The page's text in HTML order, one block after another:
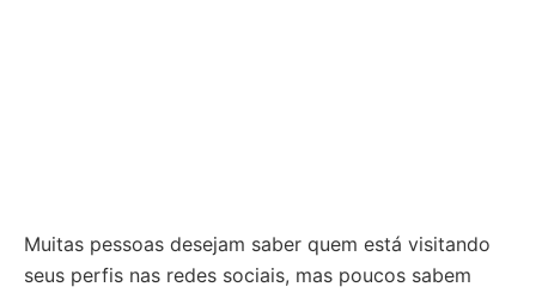
Muitas pessoas desejam saber quem está visitando
seus perfis nas redes sociais, mas poucos sabem